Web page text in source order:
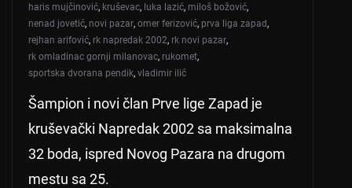
haris mujčinović, kruševac, luka lazić, miloš božović,
nenad jovetić, novi pazar, omer ferizović, prva liga zapad,
rejhan arifović, rk napredak 2002, rk novi pazar,
rk omladinac gornji milanovac, rukomet,
sportska dvorana pendik, vladimir ilić
Šampion i novi član Prve lige Zapad je
kruševački Napredak 2002 sa maksimalna
32 boda, ispred Novog Pazara na drugom
mestu sa 25.